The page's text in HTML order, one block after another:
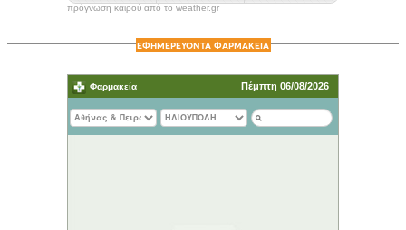
πρόγνωση καιρού από το weather.gr
ΕΦΗΜΕΡΕΥΟΝΤΑ ΦΑΡΜΑΚΕΙΑ